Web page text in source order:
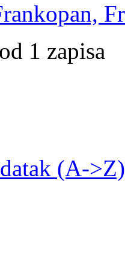
1 zapisa
(A->Z)